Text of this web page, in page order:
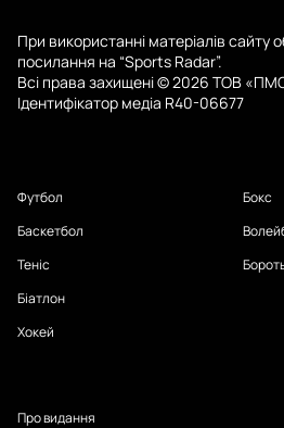
При використанні матеріалів сайту
посилання на “Sports Radar”.
Всі права захищені © 2026 ТОВ
Ідентифікатор медіа R40-06677
Футбол
Баскетбол
Теніс
Біатлон
Хокей
Бокс
Про видання